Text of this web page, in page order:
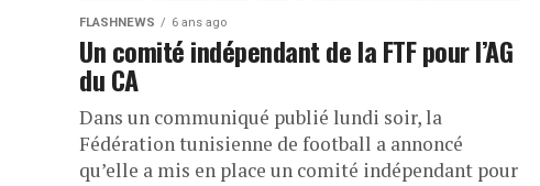
FLASHNEWS 6 ans ago
Un comité indépendant de la FTF pour l’AG
du CA
Dans un communiqué publié lundi soir, la
Fédération tunisienne de football a annoncé
qu’elle a mis en place un comité indépendant pour